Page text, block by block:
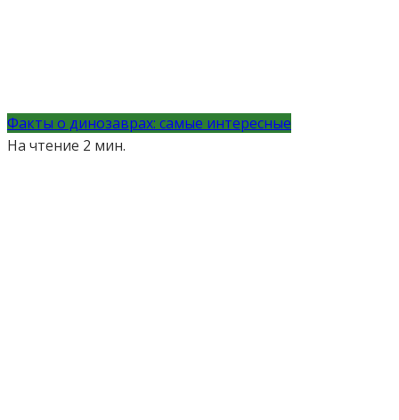
Факты о динозаврах: самые интересные
На чтение 2 мин.